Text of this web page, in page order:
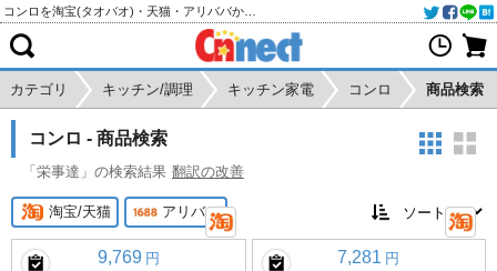
カテゴリ キッチン/調理 キッチン家電 コンロ 商品検索
コンロ - 商品検索
「栄事達」の検索結果 翻訳の改善
淘宝/天猫 アリババ
9,769 円 7,281 円